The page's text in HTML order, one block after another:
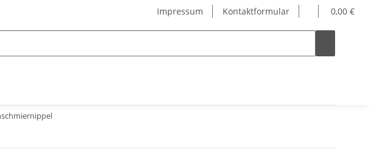
Impressum Kontaktformular 0,00 €